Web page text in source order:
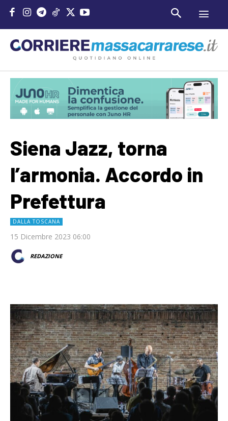
Siena Jazz, torna
l’armonia. Accordo in
Prefettura
DALLA TOSCANA
15 Dicembre 2023 06:00
REDAZIONE